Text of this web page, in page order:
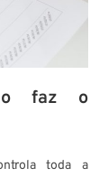
faz o
toda a